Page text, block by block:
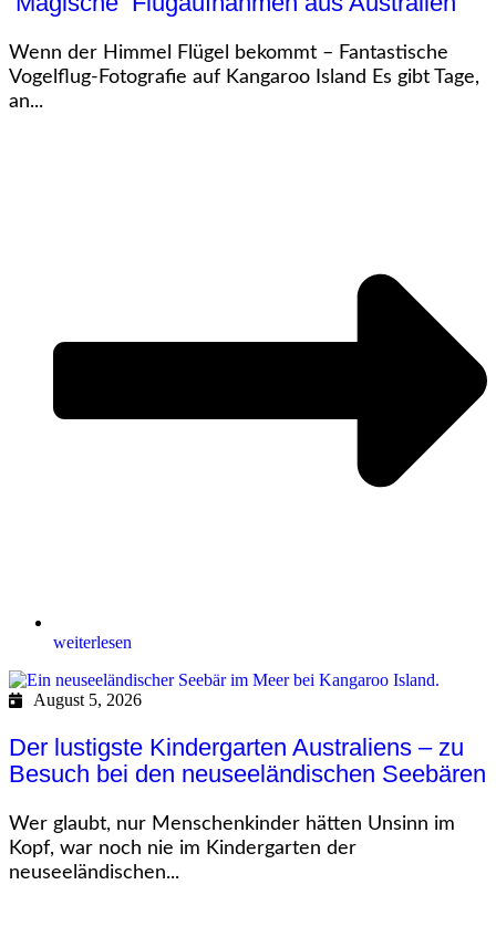
Wenn der Himmel Flügel bekommt – Fantastische
Vogelflug-Fotografie auf Kangaroo Island Es gibt Tage,
an...
weiterlesen
August 5, 2026
Der lustigste Kindergarten Australiens – zu
Besuch bei den neuseeländischen Seebären
Wer glaubt, nur Menschenkinder hätten Unsinn im
Kopf, war noch nie im Kindergarten der
neuseeländischen...